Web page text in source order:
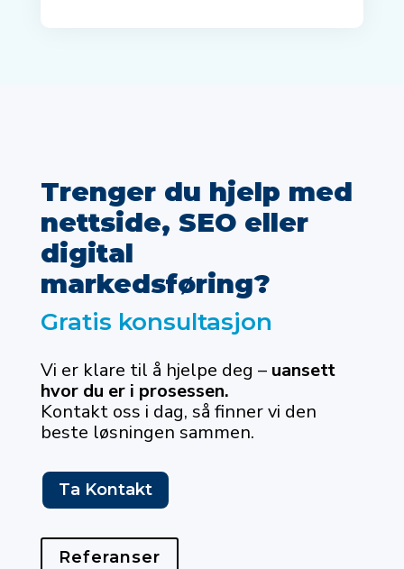
Trenger du hjelp med
nettside, SEO eller
digital
markedsføring?
Gratis konsultasjon
Vi er klare til å hjelpe deg – uansett
hvor du er i prosessen.
Kontakt oss i dag, så finner vi den
beste løsningen sammen.
Ta Kontakt
Referanser